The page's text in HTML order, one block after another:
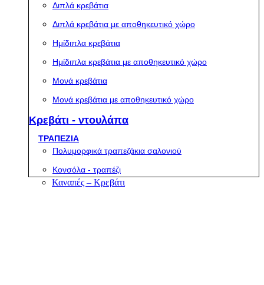
Διπλά κρεβάτια
Διπλά κρεβάτια με αποθηκευτικό χώρο
Ημίδιπλα κρεβάτια
Ημίδιπλα κρεβάτια με αποθηκευτικό χώρο
Μονά κρεβάτια
Μονά κρεβάτια με αποθηκευτικό χώρο
Κρεβάτι - ντουλάπα
ΤΡΑΠΕΖΙΑ
Πολυμορφικά τραπεζάκια σαλονιού
Κονσόλα - τραπέζι
Καναπές – Κρεβάτι